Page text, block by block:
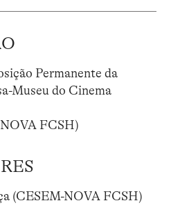
Permanente da
Museu do Cinema
FCSH)
(CESEM-NOVA FCSH)